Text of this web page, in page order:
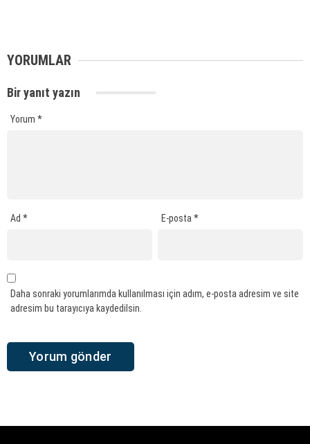
YORUMLAR
Bir yanıt yazın
Yorum *
Ad * E-posta*
Daha sonraki yorumlarımda kullanılması için adım, e-posta adresim ve site
adresim bu tarayıcıya kaydedilsin.